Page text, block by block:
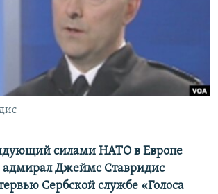
КРЫМА
RL
силами НАТО в Европе
Джеймс Ставридис
Сербской службе «Голоса